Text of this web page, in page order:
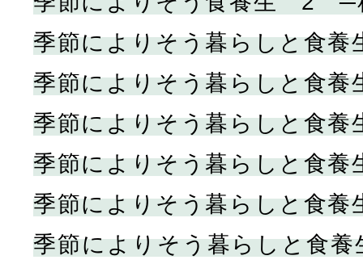
季節によりそう暮らしと
季節によりそう暮らしと
季節によりそう暮らしと
季節によりそう暮らしと
季節によりそう暮らしと
季節によりそう暮らしと